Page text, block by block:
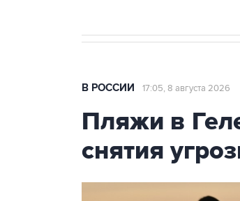
В РОССИИ 17:05, 8 августа 2026
Пляжи в
снятия